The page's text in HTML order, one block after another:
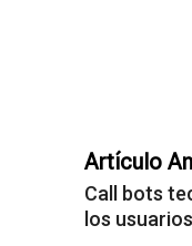
Artículo
Call bots
los